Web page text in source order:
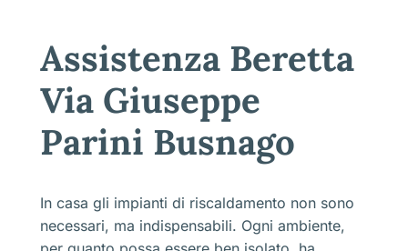
Assistenza Beretta
Via Giuseppe
Parini Busnago
In casa gli impianti di riscaldamento non sono
necessari, ma indispensabili. Ogni ambiente,